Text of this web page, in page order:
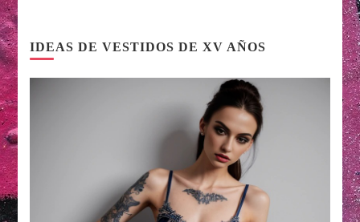
IDEAS DE VESTIDOS DE XV AÑOS